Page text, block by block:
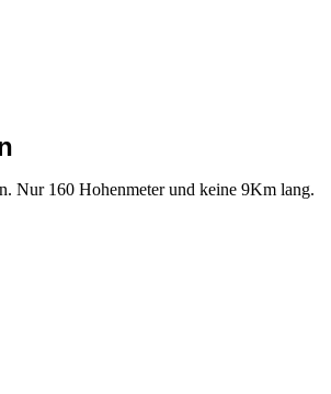
Nur 160 Hohenmeter und keine 9Km lang.